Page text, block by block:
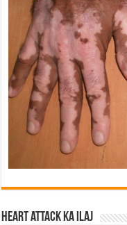
Heart attack ka ilaj